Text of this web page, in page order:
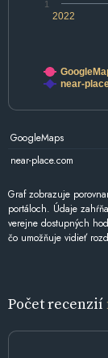
2022
1
near-
GoogleMaps
near-place.com
Graf zobrazuje
portáloch. Údaje
verejne dostupných
čo umožňuje vidieť
Počet recenzií